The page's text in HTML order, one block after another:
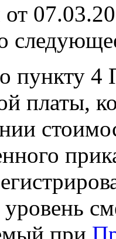
пункту 4
платы,
при